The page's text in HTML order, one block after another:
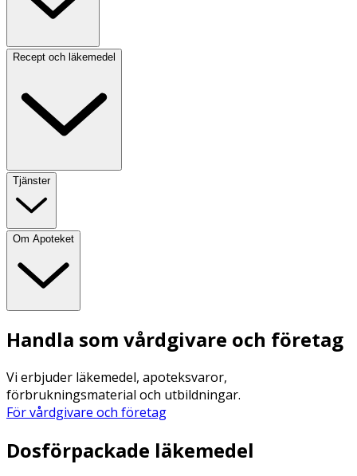
Recept och läkemedel
Tjänster
Om Apoteket
Handla som vårdgivare och företag
Vi erbjuder läkemedel, apoteksvaror,
förbrukningsmaterial och utbildningar.
För vårdgivare och företag
Dosförpackade läkemedel